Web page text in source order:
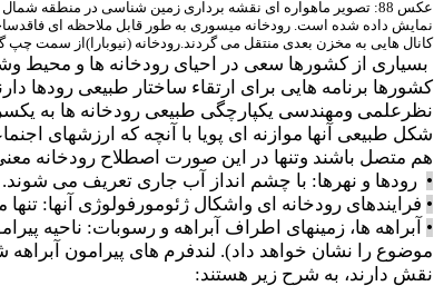
نمایش داده شده است. رودخانه میسوری به طور قابل ملاحظه ای
کانال هایی به مخزن بعدی منتقل می گردند.رودخانه (نیوبارا)از سمت
بسیاری از کشورها سعی در احیای رودخانه ها و محیط
کشورها برنامه هایی برای ارتقاء ساختار طبیعی رودها
نظرعلمی ومهندسی یکپارچگی طبیعی رودخانه ها به
شکل طبیعی آنها موازنه ای پویا با آنچه که ارزشهای
هم متصل باشند وتنها در این صورت اصطلاح رودخانه
• رودها و نهرها: با چشم انداز آب جاری تعریف می شوند.
• فرایندهای رودخانه ای واشکال ژئومورفولوژی آنها:
•
موضوع را نشان خواهد داد). لندفرم های پیرامون
نقش دارند، به شرح زیر هستند: